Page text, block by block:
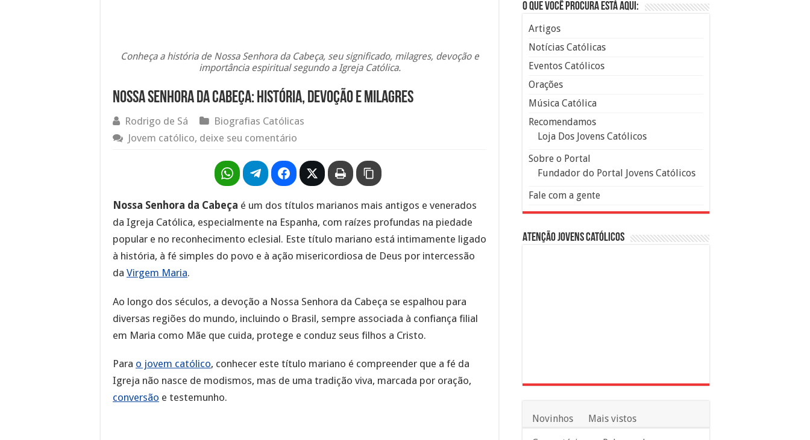
Conheça a história de Nossa Senhora da Cabeça, seu significado, milagres, devoção e
importância espiritual segundo a Igreja Católica.
Nossa Senhora da Cabeça: história, devoção e milagres
Rodrigo de Sá
Biografias Católicas
Jovem católico, deixe seu comentário
Nossa Senhora da Cabeça é um dos títulos marianos mais antigos e venerados
da Igreja Católica, especialmente na Espanha, com raízes profundas na piedade
popular e no reconhecimento eclesial. Este título mariano está intimamente ligado
à história, à fé simples do povo e à ação misericordiosa de Deus por intercessão
da Virgem Maria.
Ao longo dos séculos, a devoção a Nossa Senhora da Cabeça se espalhou para
diversas regiões do mundo, incluindo o Brasil, sempre associada à confiança filial
em Maria como Mãe que cuida, protege e conduz seus filhos a Cristo.
Para o jovem católico, conhecer este título mariano é compreender que a fé da
Igreja não nasce de modismos, mas de uma tradição viva, marcada por oração,
conversão e testemunho.
O que você procura está aqui:
Artigos
Notícias Católicas
Eventos Católicos
Orações
Música Católica
Recomendamos
Loja Dos Jovens Católicos
Sobre o Portal
Fundador do Portal Jovens Católicos
Fale com a gente
Atenção Jovens Católicos
Novinhos Mais vistos